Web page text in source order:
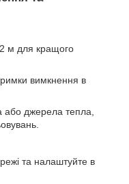
м для кращого
вимкнення в
або джерела тепла,
та налаштуйте в